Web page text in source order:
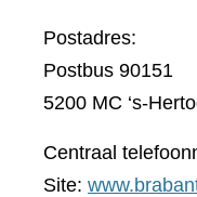
Postadres:
Postbus 90151
5200 MC ‘s-
Centraal
Site: